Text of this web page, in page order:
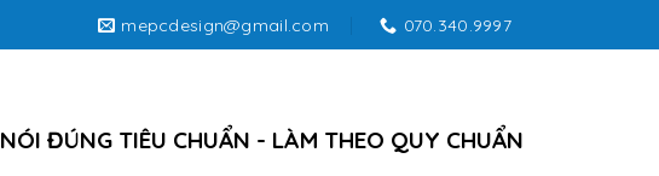
mepcdesign@gmail.com 070.340.9997
NÓI ĐÚNG TIÊU CHUẨN - LÀM THEO QUY CHUẨN